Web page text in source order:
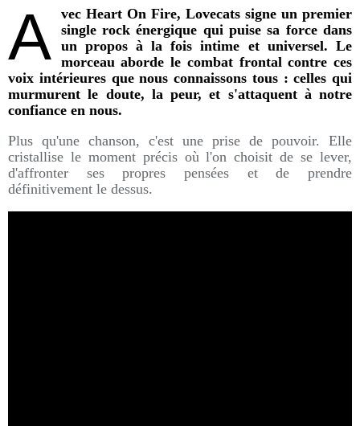
A vec Heart On Fire, Lovecats signe un premier
single rock énergique qui puise sa force dans
un propos à la fois intime et universel. Le
morceau aborde le combat frontal contre ces
voix intérieures que nous connaissons tous : celles qui
murmurent le doute, la peur, et s'attaquent à notre
confiance en nous.
Plus qu'une chanson, c'est une prise de pouvoir. Elle
cristallise le moment précis où l'on choisit de se lever,
d'affronter ses propres pensées et de prendre
définitivement le dessus.